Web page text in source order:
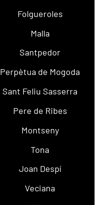
Folgueroles
Malla
Santpedor
Perpètua de Mogoda
Sant Feliu Sasserra
Pere de Ribes
Montseny
Tona
Joan Despí
Veciana